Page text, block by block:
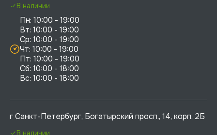
Пн: 10:00 - 19:00
Вт: 10:00 - 19:00
Ср: 10:00 - 19:00
Чт: 10:00 - 19:00
Пт: 10:00 - 19:00
Сб: 10:00 - 18:00
В наличии
г Санкт-Петербург, Богатырский просп., 14, корп. 2Б
В наличии